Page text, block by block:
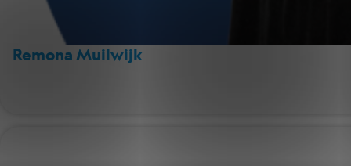
Remona Muilwijk